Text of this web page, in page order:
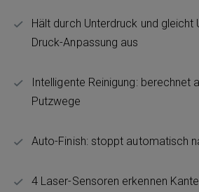
Hält durch Unterdruck und gleicht
Druck-Anpassung aus
Intelligente Reinigung: berechnet
Putzwege
Auto-Finish: stoppt automatisch
4 Laser-Sensoren erkennen